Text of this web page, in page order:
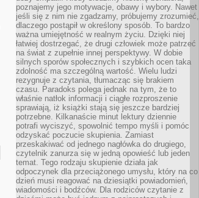
poznajemy jego motywacje, obawy i wybory. Nawet
jeśli się z nim nie zgadzamy, próbujemy zrozumieć,
dlaczego postąpił w określony sposób. To bardzo
ważna umiejętność w realnym życiu. Dzięki niej
łatwiej dostrzegać, że drugi człowiek może patrzeć
na świat z zupełnie innej perspektywy. W dobie
silnych sporów społecznych i szybkich ocen taka
zdolność ma szczególną wartość. Wielu ludzi
rezygnuje z czytania, tłumacząc się brakiem
czasu. Paradoks polega jednak na tym, że to
właśnie natłok informacji i ciągłe rozproszenie
sprawiają, iż książki stają się jeszcze bardziej
potrzebne. Kilkanaście minut lektury dziennie
potrafi wyciszyć, spowolnić tempo myśli i pomóc
odzyskać poczucie skupienia. Zamiast
przeskakiwać od jednego nagłówka do drugiego,
czytelnik zanurza się w jedną opowieść lub jeden
temat. Tego rodzaju skupienie działa jak
odpoczynek dla przeciążonego umysłu, który na co
dzień musi reagować na dziesiątki powiadomień,
wiadomości i bodźców. Dla rodziców czytanie z